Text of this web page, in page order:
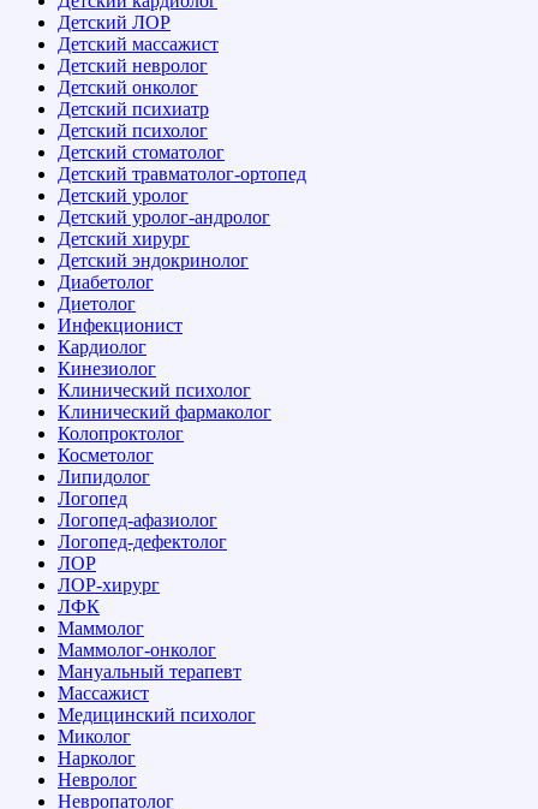
Детский ЛОР
Детский массажист
Детский невролог
Детский онколог
Детский психиатр
Детский психолог
Детский стоматолог
Детский травматолог-ортопед
Детский уролог
Детский уролог-андролог
Детский хирург
Детский эндокринолог
Диабетолог
Диетолог
Инфекционист
Кардиолог
Кинезиолог
Клинический психолог
Клинический фармаколог
Колопроктолог
Косметолог
Липидолог
Логопед
Логопед-афазиолог
Логопед-дефектолог
ЛОР
ЛОР-хирург
ЛФК
Маммолог
Маммолог-онколог
Мануальный терапевт
Массажист
Медицинский психолог
Миколог
Нарколог
Невролог
Невропатолог